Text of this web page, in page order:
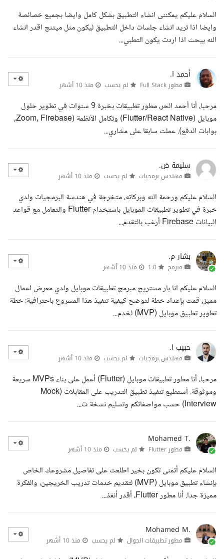
السلام عليكم يمكننى انشاء التطبيق بشكل كامل وايضا بجميع خصائصة
وايضا اذا تريد انشاء جلسات داخل التطبيق ليكون مثل ميتنج اقدر انشاء
الله بيحث اذا اردت يكون التطبي...
أحمد ا.
مطور Full Stack لم يحسب منذ 10 أشهر
مرحبا، أنا أحمد الحر، مطور تطبيقات بخبرة 9 سنوات في تطوير حلول
موبايل (Flutter/React Native) وتكامل الأنظمة (Zoom, Firebase,
بوابات الدفع). عملت سابقا على مشاري...
سليمة ض.
مهندس برمجيات لم يحسب منذ 10 أشهر
السلام عليكم ورحمة الله وبركاته، متخرجة في هندسة البرمجيات ولدي
خبرة في تطوير تطبيقات الموبايل باستخدام Flutter والتعامل مع قواعد
البيانات Firebase أرغب بالتقدم...
بشار م.
مبرمج منذ 10 أشهر
السلام عليكم انا بار مستريح مبرمج تطبيقات موبايل ولدي معرض اعمال
مميز, قمت بإعداد خطة لتوضح كيفية تنفيذ هذا المشروع باحترافية: خطة
تطوير تطبيق موبايل (MVP) لخدم...
حبيب ا.
مهندس برمجيات لم يحسب منذ 10 أشهر
مرحبا، أنا مطور تطبيقات موبايل (Flutter) أعمل على بناء MVPs سريعة
وموثوقة. أستطيع تنفيذ تطبيق التدريب على المقابلات (Mock
Interview) حسب مواصفاتكم وتسليم نسخة ت...
Mohamed T.
مطور Flutter لم يحسب منذ 10 أشهر
السلام عليكم أتمنى تكون بخير اطلعت على تفاصيل مشروعك الخاص
بإنشاء تطبيق موبايل (MVP) لتقديم خدمات تدريب الخريجين، والفكرة
مميزة جدا. أنا مطور Flutter، أقدر أنفذ...
Mohamed M.
مطور تطبيقات الجوال لم يحسب منذ 10 أشهر